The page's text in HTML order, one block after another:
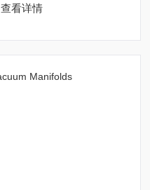
查看详情